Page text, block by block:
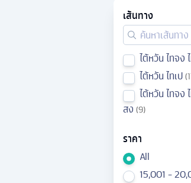
เส้นทาง
ไต้หวัน ไทจง
ไต้หวัน ไทเป
ไต้หวัน ไทจง
สง 9
ราคา
All
15,001 -